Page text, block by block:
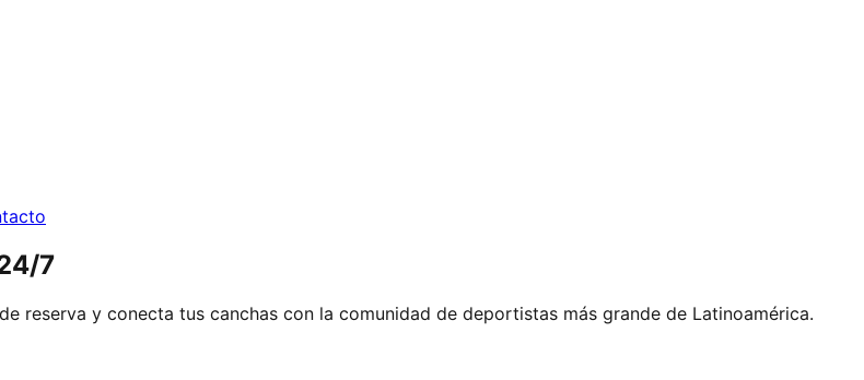
7
reserva y conecta tus canchas con la comunidad de deportistas más grande de Latinoamérica.